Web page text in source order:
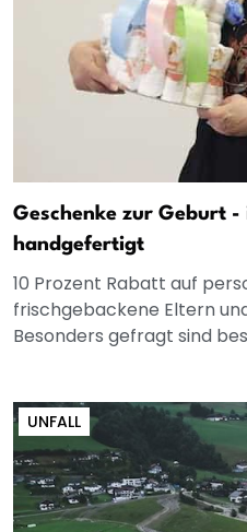
Geschenke zur Geburt
handgefertigt
10 Prozent Rabatt auf
frischgebackene Eltern
Besonders gefragt sind
UNFALL